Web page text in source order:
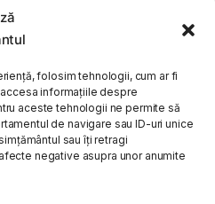
folosim tehnologii, cum ar fi
informațiile despre
aceste tehnologii ne permite să
de navigare sau ID-uri unice
sau îți retragi
negative asupra unor anumite